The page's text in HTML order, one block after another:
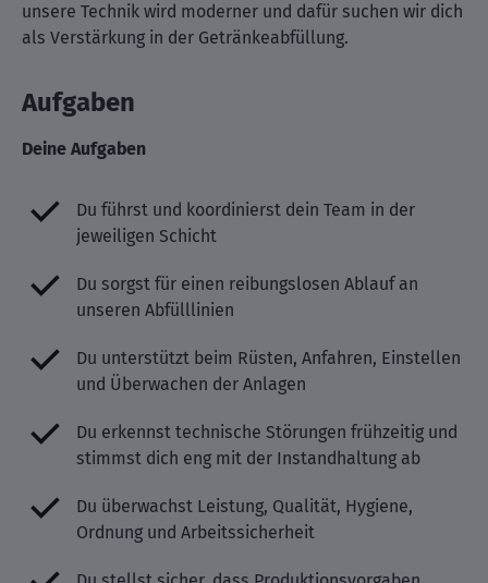
unsere Technik wird moderner und dafür suchen wir dich
als Verstärkung in der Getränkeabfüllung.
Aufgaben
Deine Aufgaben
Du führst und koordinierst dein Team in der
jeweiligen Schicht
Du sorgst für einen reibungslosen Ablauf an
unseren Abfülllinien
Du unterstützt beim Rüsten, Anfahren, Einstellen
und Überwachen der Anlagen
Du erkennst technische Störungen frühzeitig und
stimmst dich eng mit der Instandhaltung ab
Du überwachst Leistung, Qualität, Hygiene,
Ordnung und Arbeitssicherheit